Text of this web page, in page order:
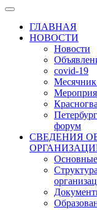
ГЛАВНАЯ
НОВОСТИ
Новости
covid-19
Месячник
форум
СВЕДЕНИЯ